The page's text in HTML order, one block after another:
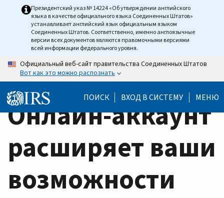
HomeПрезидентский указ № 14224 «Об утверждении английского
языка в качестве официального языка Соединенных Штатов»
устанавливает английский язык официальным языком
Соединенных Штатов. Соответственно, именно англоязычные
версии всех документов являются правомочными версиями
всей информации федерального уровня.
Официальный веб-сайт правительства Соединенных Штатов
Вот как это можно распознать
ПОИСК ВХОД В СИСТЕМУ МЕНЮ
Онлайн-аккаунт
расширяет ваши
возможности